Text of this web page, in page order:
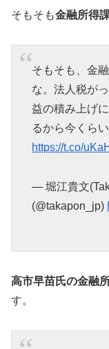
そもそも金融所得
そもそも、金
な。法人税が
益の積み上げ
るから今くら
https://t.co/
— 堀江貴文
(@takapon_jp)
高市早苗氏の金融
す。